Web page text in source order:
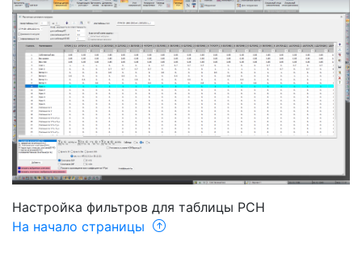
Настройка фильтров для таблицы РСН
На начало страницы